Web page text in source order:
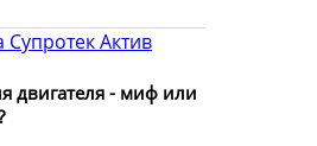
двигателя - миф или